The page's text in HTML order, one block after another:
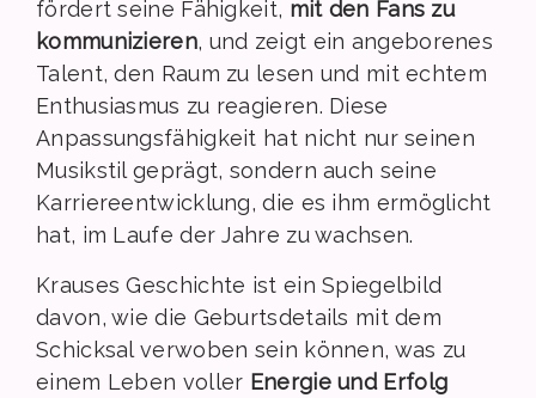
fördert seine Fähigkeit, mit den Fans zu
kommunizieren, und zeigt ein angeborenes
Talent, den Raum zu lesen und mit echtem
Enthusiasmus zu reagieren. Diese
Anpassungsfähigkeit hat nicht nur seinen
Musikstil geprägt, sondern auch seine
Karriereentwicklung, die es ihm ermöglicht
hat, im Laufe der Jahre zu wachsen.
Krauses Geschichte ist ein Spiegelbild
davon, wie die Geburtsdetails mit dem
Schicksal verwoben sein können, was zu
einem Leben voller Energie und Erfolg